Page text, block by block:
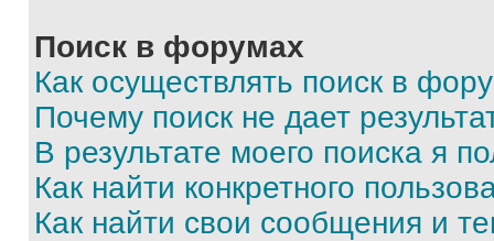
Поиск в форумах
Как осуществлять поиск в
Почему поиск не дает
В результате моего поиска я
Как найти конкретного
Как найти свои сообщения и